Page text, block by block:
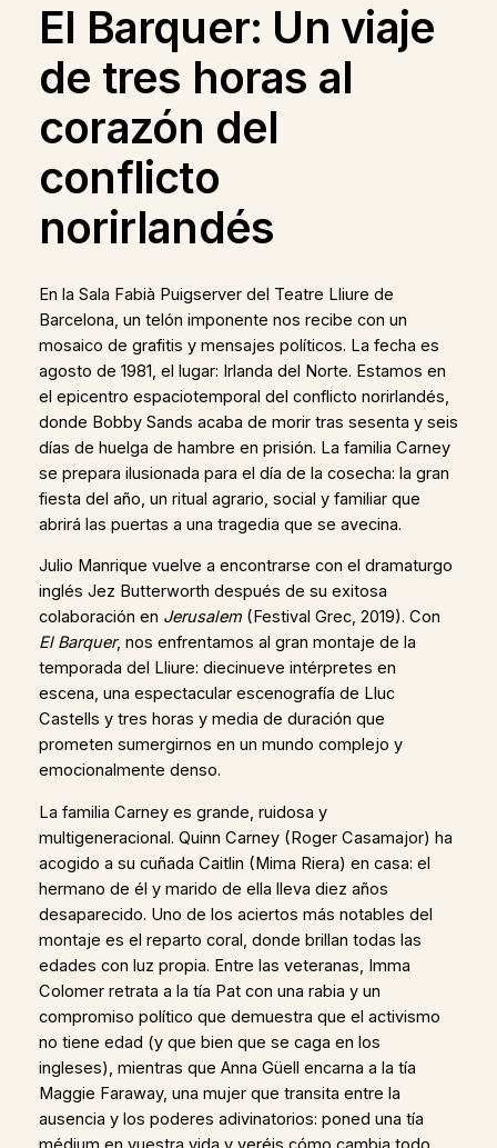
El Barquer: Un viaje
de tres horas al
corazón del
conflicto
norirlandés
En la Sala Fabià Puigserver del Teatre Lliure de
Barcelona, un telón imponente nos recibe con un
mosaico de grafitis y mensajes políticos. La fecha es
agosto de 1981, el lugar: Irlanda del Norte. Estamos en
el epicentro espaciotemporal del conflicto norirlandés,
donde Bobby Sands acaba de morir tras sesenta y seis
días de huelga de hambre en prisión. La familia Carney
se prepara ilusionada para el día de la cosecha: la gran
fiesta del año, un ritual agrario, social y familiar que
abrirá las puertas a una tragedia que se avecina.
Julio Manrique vuelve a encontrarse con el dramaturgo
inglés Jez Butterworth después de su exitosa
colaboración en Jerusalem(Festival Grec, 2019). Con
El Barquer, nos enfrentamos al gran montaje de la
temporada del Lliure: diecinueve intérpretes en
escena, una espectacular escenografía de Lluc
Castells y tres horas y media de duración que
prometen sumergirnos en un mundo complejo y
emocionalmente denso.
La familia Carney es grande, ruidosa y
multigeneracional. Quinn Carney (Roger Casamajor) ha
acogido a su cuñada Caitlin (Mima Riera) en casa: el
hermano de él y marido de ella lleva diez años
desaparecido. Uno de los aciertos más notables del
montaje es el reparto coral, donde brillan todas las
edades con luz propia. Entre las veteranas, Imma
Colomer retrata a la tía Pat con una rabia y un
compromiso político que demuestra que el activismo
no tiene edad (y que bien que se caga en los
ingleses), mientras que Anna Güell encarna a la tía
Maggie Faraway, una mujer que transita entre la
ausencia y los poderes adivinatorios: poned una tía